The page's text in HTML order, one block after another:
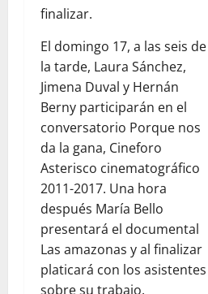
finalizar.
El domingo 17, a las seis de
la tarde, Laura Sánchez,
Jimena Duval y Hernán
Berny participarán en el
conversatorio Porque nos
da la gana, Cineforo
Asterisco cinematográfico
2011-2017. Una hora
después María Bello
presentará el documental
Las amazonas y al finalizar
platicará con los asistentes
sobre su trabajo.